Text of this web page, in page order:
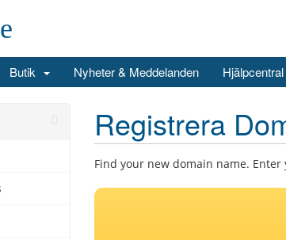
Butik Nyheter & Meddelanden Hjälpcentral
Registrera
Find your new domain name.